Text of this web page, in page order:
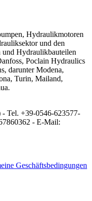
Hydraulikmotoren
und den
und Hydraulikbauteilen
Poclain Hydraulics
darunter Modena,
Turin, Mailand,
Tel. +39-0546-623577-
- E-Mail:
Geschäftsbedingungen